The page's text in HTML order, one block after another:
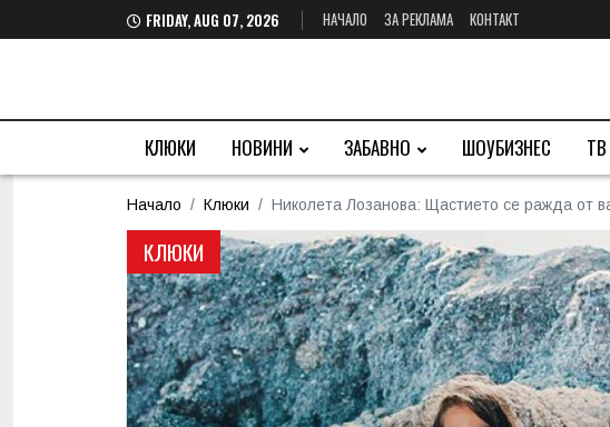
FRIDAY, AUG 07, 2026 НАЧАЛО ЗА РЕКЛАМА КОНТАКТ
КЛЮКИ НОВИНИ ЗАБАВНО ШОУБИЗНЕС
Начало Клюки Николета Лозанова: Щастието се ражда от
КЛЮКИ